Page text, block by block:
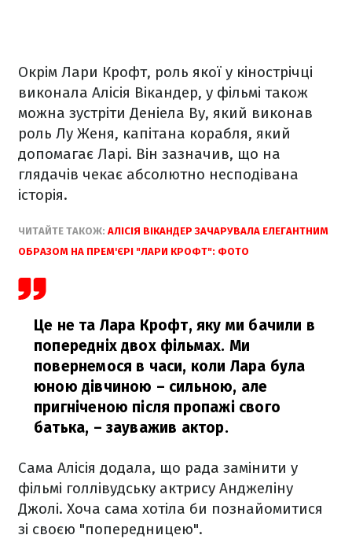
Окрім Лари Крофт, роль якої у кінострічці
виконала Алісія Вікандер, у фільмі також
можна зустріти Деніела Ву, який виконав
роль Лу Женя, капітана корабля, який
допомагає Ларі. Він зазначив, що на
глядачів чекає абсолютно несподівана
історія.
ЧИТАЙТЕ ТАКОЖ: АЛІСІЯ ВІКАНДЕР ЗАЧАРУВАЛА ЕЛЕГАНТНИМ
ОБРАЗОМ НА ПРЕМ'ЄРІ "ЛАРИ КРОФТ": ФОТО
Це не та Лара Крофт, яку ми бачили в
попередніх двох фільмах. Ми
повернемося в часи, коли Лара була
юною дівчиною – сильною, але
пригніченою після пропажі свого
батька, – зауважив актор.
Сама Алісія додала, що рада замінити у
фільмі голлівудську актрису Анджеліну
Джолі. Хоча сама хотіла би познайомитися
зі своєю "попередницею".